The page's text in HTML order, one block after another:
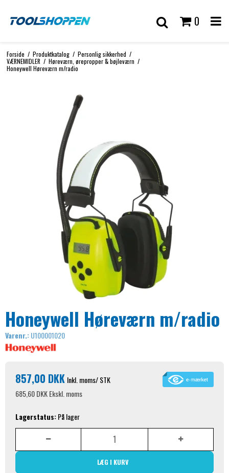
0
Forside / Produktkatalog / Personlig sikkerhed /
VÆRNEMIDLER / Høreværn, ørepropper & bøjleværn /
Honeywell Høreværn m/radio
Honeywell Høreværn m/radio
Varenr.:U100001020
857,00 DKK Inkl. moms/ STK
685,60 DKKEkskl. moms
Lagerstatus:På lager
LÆG I KURV